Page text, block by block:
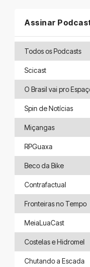
Assinar
Todos os Podcasts
Scicast
O Brasil vai pro
Spin de Notícias
Miçangas
RPGuaxa
Beco da Bike
Contrafactual
Fronteiras no Tempo
MeiaLuaCast
Costelas e Hidromel
Chutando a Escada